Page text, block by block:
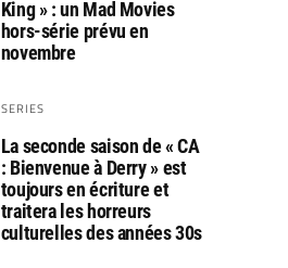
King » : un Mad Movies
hors-série prévu en
novembre
SERIES
La seconde saison de « CA
: Bienvenue à Derry » est
toujours en écriture et
traitera les horreurs
culturelles des années 30s